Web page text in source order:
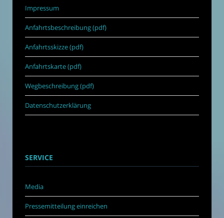
Impressum
Anfahrtsbeschreibung (pdf)
Anfahrtsskizze (pdf)
Anfahrtskarte (pdf)
Wegbeschreibung (pdf)
Datenschutzerklärung
SERVICE
Media
Pressemitteilung einreichen